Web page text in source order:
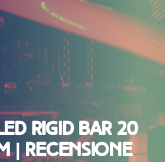
Rigid Bar 20
| Recensione